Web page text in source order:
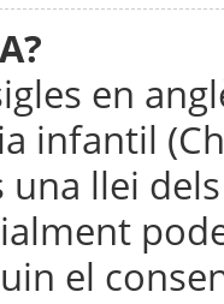
en
infantil
una llei
el